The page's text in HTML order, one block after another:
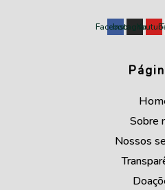
FacebookInstagramYoutube
Sobre
Nossos